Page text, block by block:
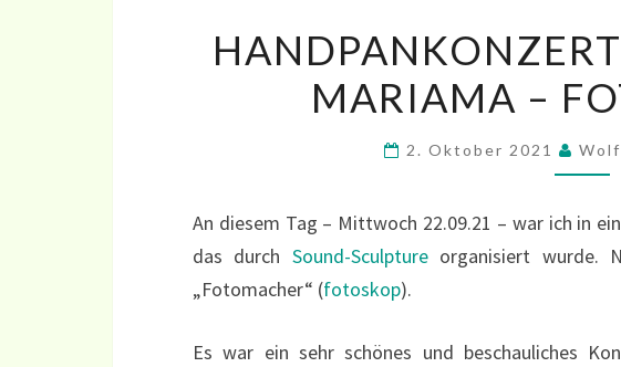
MIT
UND
MARIAMA –
2. Oktober 2021 Wolf
An diesem Tag – Mittwoch 22.09.21 – war ich in
das durch Sound-Sculptureorganisiert wurde.
„Fotomacher“ (fotoskop).
Es war ein sehr schönes und beschauliches